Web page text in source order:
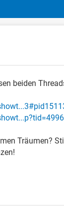
beiden
Träumen?